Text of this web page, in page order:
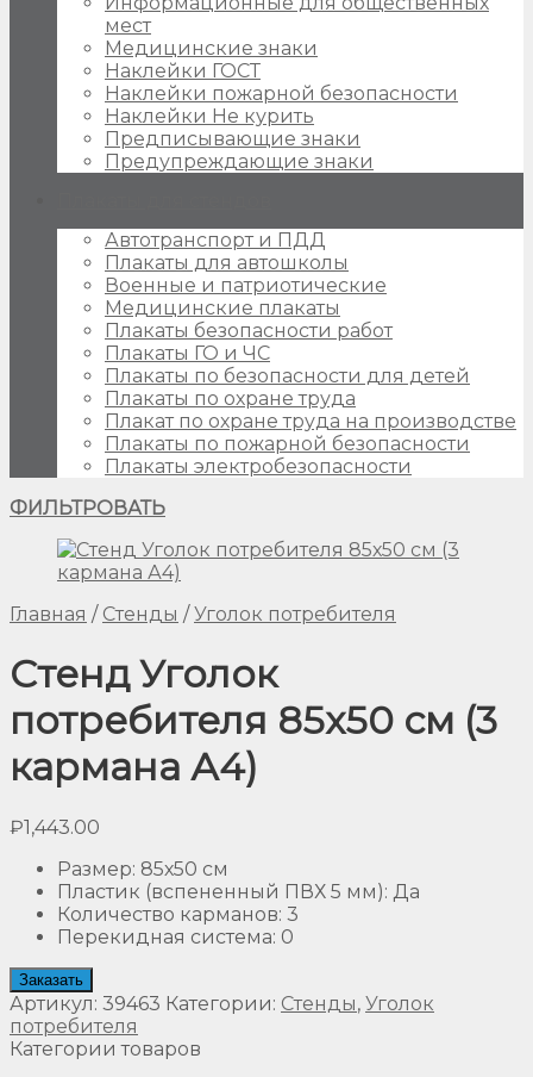
мест
Медицинские знаки
Наклейки ГОСТ
Наклейки пожарной безопасности
Наклейки Не курить
Предписывающие знаки
Предупреждающие знаки
Автотранспорт и ПДД
Плакаты для автошколы
Военные и патриотические
Медицинские плакаты
Плакаты безопасности работ
Плакаты ГО и ЧС
Плакаты по безопасности для детей
Плакаты по охране труда
Плакат по охране труда на производстве
Плакаты по пожарной безопасности
Плакаты электробезопасности
ФИЛЬТРОВАТЬ
Главная / Стенды / Уголок потребителя
Стенд Уголок
потребителя 85х50 см (3
кармана А4)
₽1,443.00
Размер: 85х50 см
Пластик (вспененный ПВХ 5 мм): Да
Количество карманов: 3
Перекидная система: 0
Заказать
Артикул: 39463 Категории: Стенды, Уголок
потребителя
Категории товаров